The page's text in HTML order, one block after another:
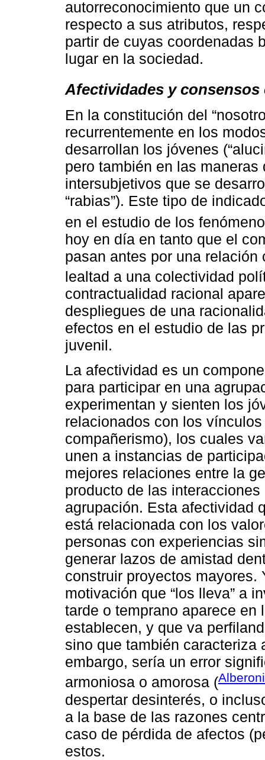
autorreconocimiento que un
respecto a sus atributos,
partir de cuyas coordenadas
lugar en la sociedad.
Afectividades y consensos
En la constitución del
recurrentemente en los
desarrollan los jóvenes
pero también en las
intersubjetivos que se
“rabias”). Este tipo de
en el estudio de los
hoy en día en tanto que el
pasan antes por una
lealtad a una colectividad
contractualidad racional
despliegues de una
efectos en el estudio de las
juvenil.
La afectividad es un
para participar en una
experimentan y sienten los
relacionados con los
compañerismo), los cuales
unen a instancias de
mejores relaciones entre la
producto de las
agrupación. Esta afectividad
está relacionada con los
personas con experiencias
generar lazos de amistad
construir proyectos
motivación que “los lleva” a
tarde o temprano aparece
establecen, y que va
sino que también caracteriza
embargo, sería un error
armoniosa o amorosa (
despertar desinterés, o
a la base de las razones
caso de pérdida de afectos
estos.